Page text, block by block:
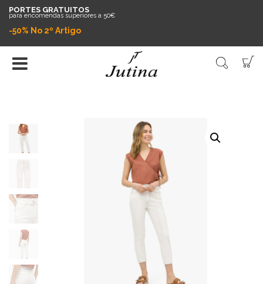
PORTES GRATUITOS
para encomendas superiores a 50€
-50% No 2º Artigo